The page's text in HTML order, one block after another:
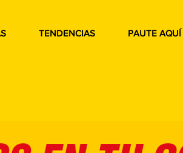
TENDENCIAS PAUTE AQUÍ